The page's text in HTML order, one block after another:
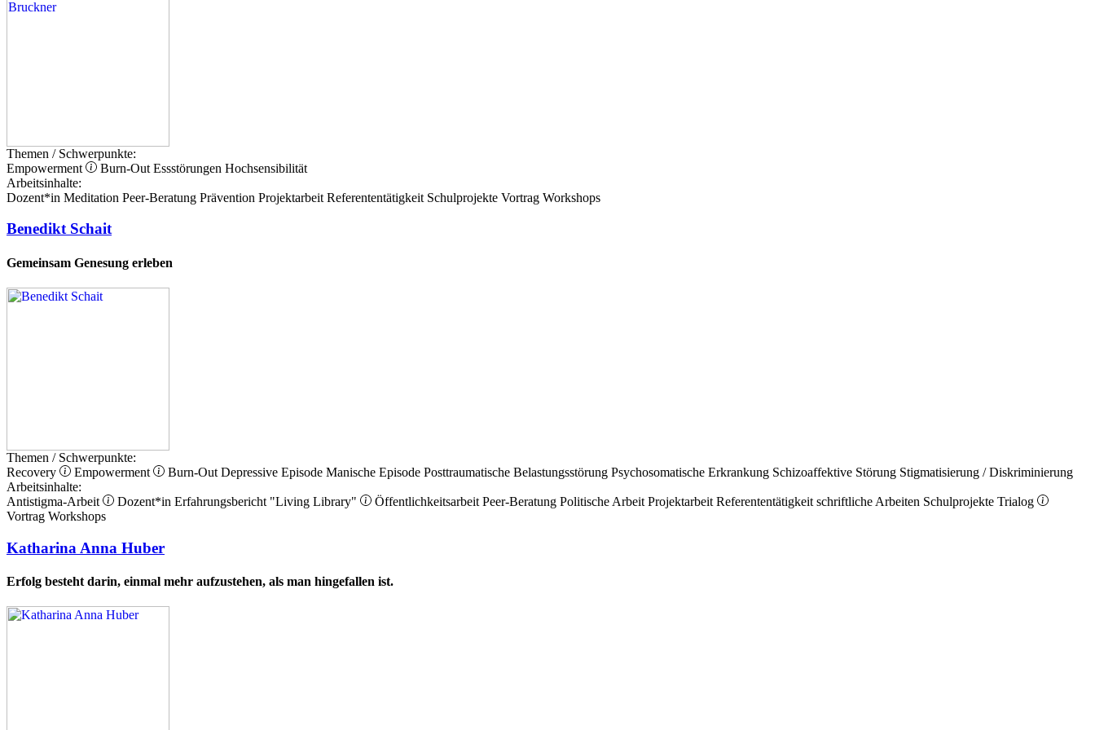
Themen / Schwerpunkte:
Empowerment
Burn-Out Essstörungen Hochsensibilität
Arbeitsinhalte:
Dozent*in Meditation Peer-Beratung Prävention Projektarbeit Referententätigkeit Schulprojekte Vortrag Workshops
Benedikt Schait
Gemeinsam Genesung erleben
Themen / Schwerpunkte:
Recovery
Empowerment Burn-Out Depressive Episode Manische Episode Posttraumatische Belastungsstörung Psychosomatische Erkrankung Schizoaffektive Störung Stigmatisierung / Diskriminierung
Arbeitsinhalte:
Antistigma-Arbeit
Dozent*in Erfahrungsbericht "Living Library" Öffentlichkeitsarbeit Peer-Beratung Politische Arbeit Projektarbeit Referententätigkeit schriftliche Arbeiten Schulprojekte Trialog
Vortrag Workshops
Katharina Anna Huber
Erfolg besteht darin, einmal mehr aufzustehen, als man hingefallen ist.